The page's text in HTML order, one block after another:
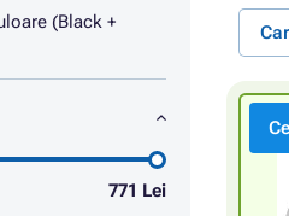
(Black +
771 Lei